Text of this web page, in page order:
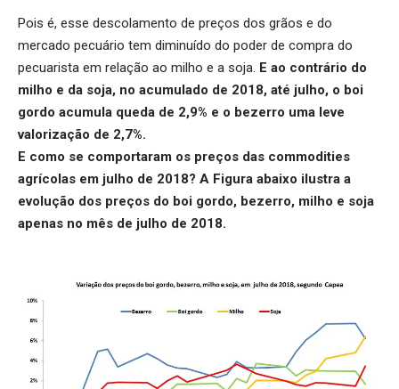
Pois é, esse descolamento de preços dos grãos e do
mercado pecuário tem diminuído do poder de compra do
pecuarista em relação ao milho e a soja. E ao contrário do
milho e da soja, no acumulado de 2018, até julho, o boi
gordo acumula queda de 2,9% e o bezerro uma leve
valorização de 2,7%.
E como se comportaram os preços das commodities
agrícolas em julho de 2018? A Figura abaixo ilustra a
evolução dos preços do boi gordo, bezerro, milho e soja
apenas no mês de julho de 2018.